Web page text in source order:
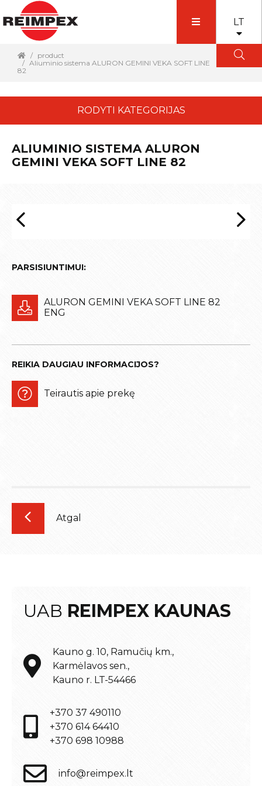
LT
product
Aliuminio sistema ALURON GEMINI VEKA SOFT LINE
82
RODYTI KATEGORIJAS
ALIUMINIO SISTEMA ALURON
GEMINI VEKA SOFT LINE 82
PARSISIUNTIMUI:
ALURON GEMINI VEKA SOFT LINE 82
ENG
REIKIA DAUGIAU INFORMACIJOS?
Teirautis apie prekę
Atgal
UAB REIMPEX KAUNAS
Kauno g. 10, Ramučių km.,
Karmėlavos sen.,
Kauno r. LT-54466
+370 37 490110
+370 614 64410
+370 698 10988
info@reimpex.lt